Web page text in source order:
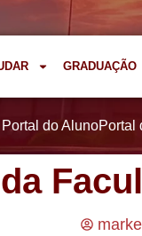
GRADUAÇÃO
Portal do AlunoPortal